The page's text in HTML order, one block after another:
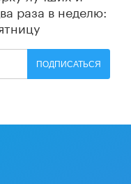
раза в неделю:
ПОДПИСАТЬСЯ